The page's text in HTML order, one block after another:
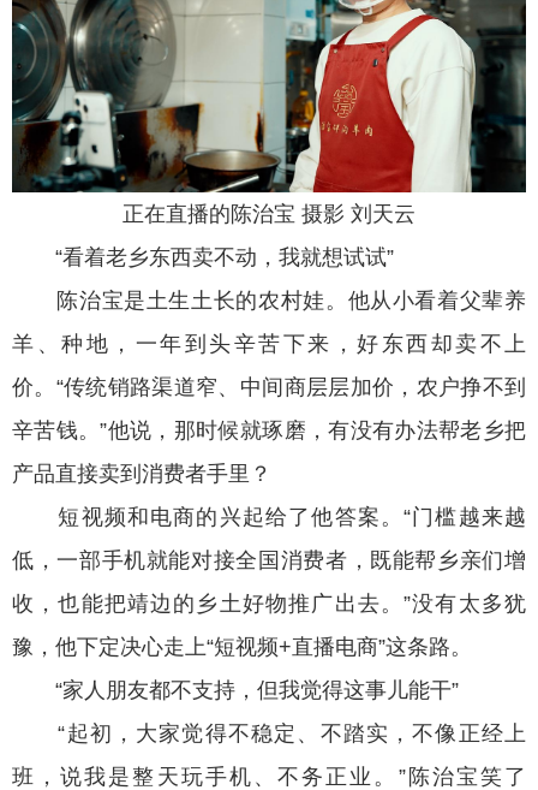
正在直播的陈治宝 摄影 刘天云
“看着老乡东西卖不动，我就想试试”
陈治宝是土生土长的农村娃。他从小看着父辈养
羊、种地，一年到头辛苦下来，好东西却卖不上
价。“传统销路渠道窄、中间商层层加价，农户挣不到
辛苦钱。”他说，那时候就琢磨，有没有办法帮老乡把
产品直接卖到消费者手里？
短视频和电商的兴起给了他答案。“门槛越来越
低，一部手机就能对接全国消费者，既能帮乡亲们增
收，也能把靖边的乡土好物推广出去。”没有太多犹
豫，他下定决心走上“短视频+直播电商”这条路。
“家人朋友都不支持，但我觉得这事儿能干”
“起初，大家觉得不稳定、不踏实，不像正经上
班，说我是整天玩手机、不务正业。”陈治宝笑了